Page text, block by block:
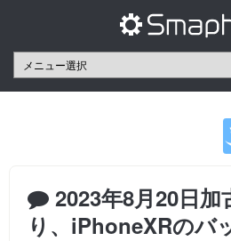
2023年8月20日加
り、iPhoneXRのバ